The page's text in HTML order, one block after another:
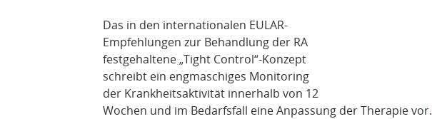
Das in den internationalen EULAR-
Empfehlungen zur Behandlung der RA
festgehaltene „Tight Control“-Konzept
schreibt ein engmaschiges Monitoring
der Krankheitsaktivität innerhalb von 12
Wochen und im Bedarfsfall eine Anpassung der Therapie vor.